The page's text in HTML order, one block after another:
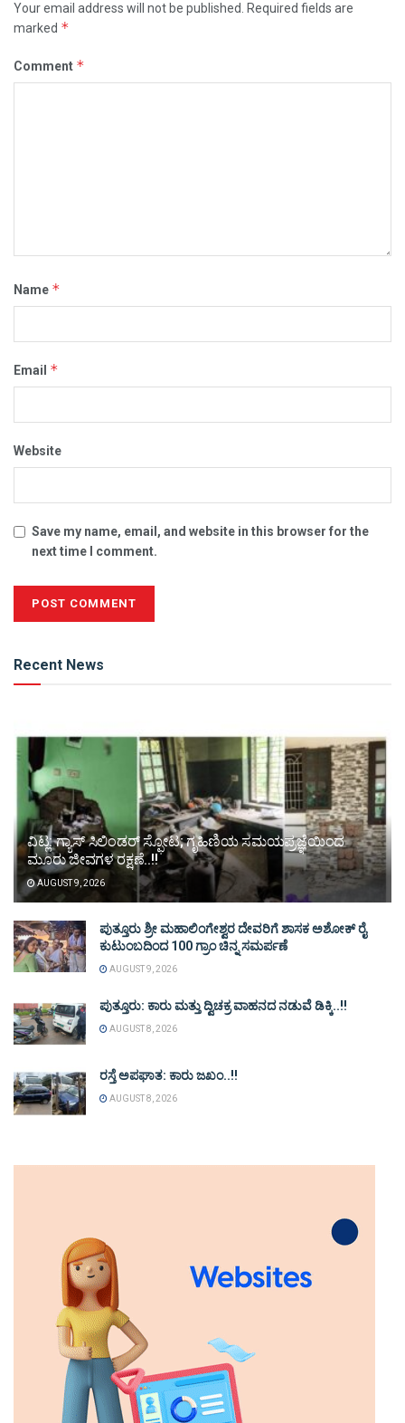
Your email address will not be published. Required fields are
marked *
Comment *
Name *
Email *
Website
Save my name, email, and website in this browser for the
next time I comment.
Recent News
ವಿಟ್ಲ: ಗ್ಯಾಸ್ ಸಿಲಿಂಡರ್ ಸ್ಫೋಟ; ಗೃಹಿಣಿಯ ಸಮಯಪ್ರಜ್ಞೆಯಿಂದ
ಮೂರು ಜೀವಗಳ ರಕ್ಷಣೆ..!!
AUGUST 9, 2026
ಪುತ್ತೂರು ಶ್ರೀ ಮಹಾಲಿಂಗೇಶ್ವರ ದೇವರಿಗೆ ಶಾಸಕ ಅಶೋಕ್ ರೈ
ಕುಟುಂಬದಿಂದ 100 ಗ್ರಾಂ ಚಿನ್ನ ಸಮರ್ಪಣೆ
AUGUST 9, 2026
ಪುತ್ತೂರು: ಕಾರು ಮತ್ತು ದ್ವಿಚಕ್ರ ವಾಹನದ ನಡುವೆ ಡಿಕ್ಕಿ..!!
AUGUST 8, 2026
ರಸ್ತೆ ಅಪಘಾತ: ಕಾರು ಜಖಂ..!!
AUGUST 8, 2026